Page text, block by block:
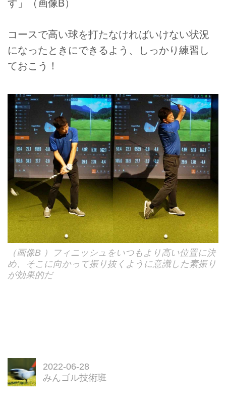
す」（画像B）
コースで高い球を打たなければいけない状況
になったときにできるよう、しっかり練習し
ておこう！
（画像B ）フィニッシュをいつもより高い位置に決
め、そこに向かって振り抜くように意識した素振り
が効果的だ
2022-06-28
みんゴル技術班